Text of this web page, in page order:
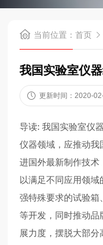
当前位置：首页
我国实验室仪
更新时间：2020-
导读: 我国实验室仪
仪器领域，应推动我
进国外最新制作技术
以满足不同应用领
强特殊要求的试验箱
等开发，同时推动
展力度，摆脱大部分